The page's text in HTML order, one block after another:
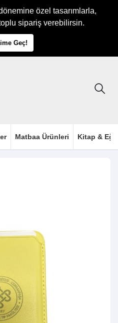
özel tasarımlarla,
sipariş verebilirsin.
Geç!
Matbaa Ürünleri Kitap &